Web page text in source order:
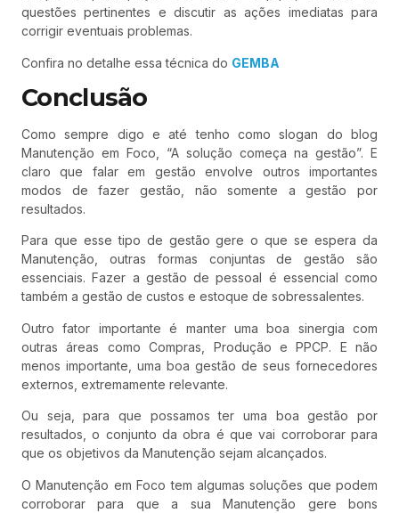
questões pertinentes e discutir as ações imediatas para
corrigir eventuais problemas.
Confira no detalhe essa técnica do GEMBA
Conclusão
Como sempre digo e até tenho como slogan do blog
Manutenção em Foco, “A solução começa na gestão”. E
claro que falar em gestão envolve outros importantes
modos de fazer gestão, não somente a gestão por
resultados.
Para que esse tipo de gestão gere o que se espera da
Manutenção, outras formas conjuntas de gestão são
essenciais. Fazer a gestão de pessoal é essencial como
também a gestão de custos e estoque de sobressalentes.
Outro fator importante é manter uma boa sinergia com
outras áreas como Compras, Produção e PPCP. E não
menos importante, uma boa gestão de seus fornecedores
externos, extremamente relevante.
Ou seja, para que possamos ter uma boa gestão por
resultados, o conjunto da obra é que vai corroborar para
que os objetivos da Manutenção sejam alcançados.
O Manutenção em Foco tem algumas soluções que podem
corroborar para que a sua Manutenção gere bons